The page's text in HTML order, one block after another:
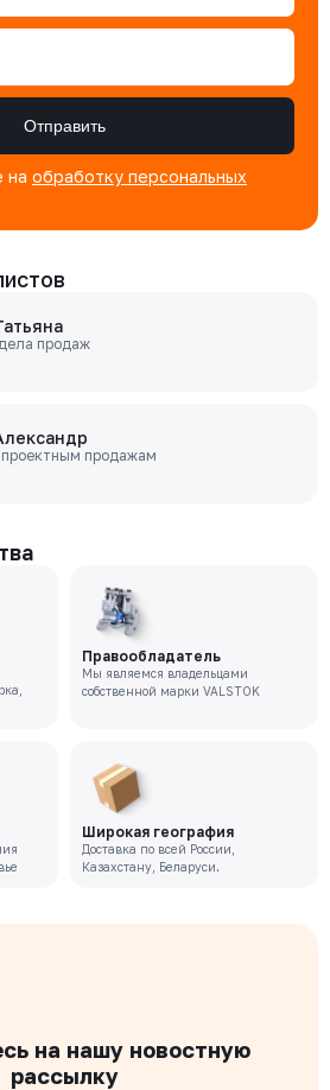
Отправить
на обработку персональных
продаж
продажам
Правообладатель
Мы являемся владельцами
собственной марки VALSTOK
Широкая география
Доставка по всей России,
Казахстану, Беларуси.
на нашу новостную
рассылку